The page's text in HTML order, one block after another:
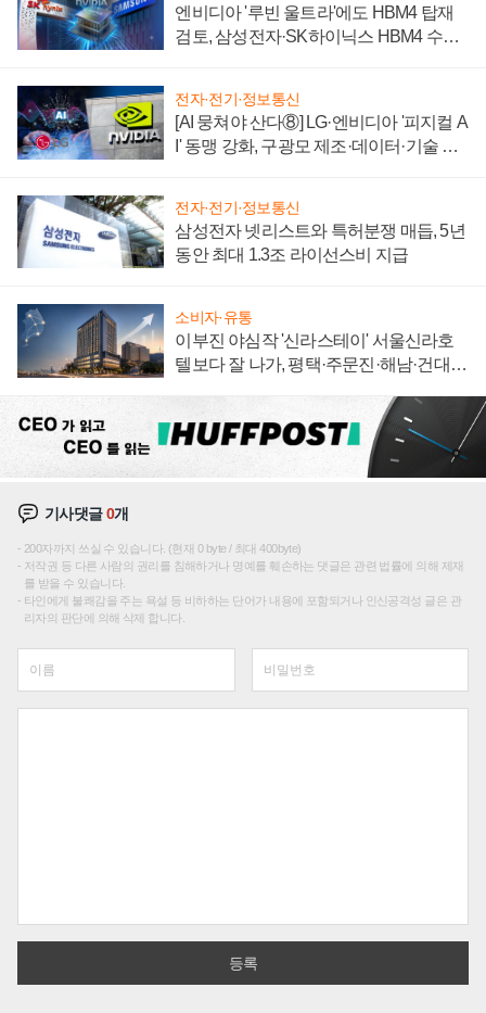
엔비디아 '루빈 울트라'에도 HBM4 탑재
검토, 삼성전자·SK하이닉스 HBM4 수율
전자·전기·정보통신
[AI 뭉쳐야 산다⑧] LG·엔비디아 '피지컬 A
I' 동맹 강화, 구광모 제조·데이터·기술 결
전자·전기·정보통신
삼성전자 넷리스트와 특허분쟁 매듭, 5년
동안 최대 1.3조 라이선스비 지급
소비자·유통
이부진 야심작 '신라스테이' 서울신라호
텔보다 잘 나가, 평택·주문진·해남·건대로
기사댓글0개
200자까지 쓰실 수 있습니다. (현재 0 byte / 최대 400byte)
저작권 등 다른 사람의 권리를 침해하거나 명예를 훼손하는 댓글은 관련 법률에 의해 제재
를 받을 수 있습니다.
타인에게 불쾌감을 주는 욕설 등 비하하는 단어가 내용에 포함되거나 인신공격성 글은 관
리자의 판단에 의해 삭제 합니다.